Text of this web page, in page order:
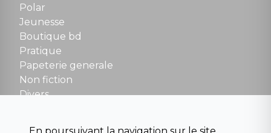
Fermé le dimanche en Juillet et Août
NOUS CONTACTER
contact@la-griffe-noire.com
Polar
Jeunesse
Boutique bd
Pratique
Papeterie generale
Non fiction
Divers